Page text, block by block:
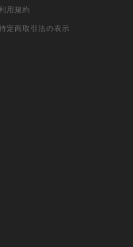
用規約
定商取引法の表示